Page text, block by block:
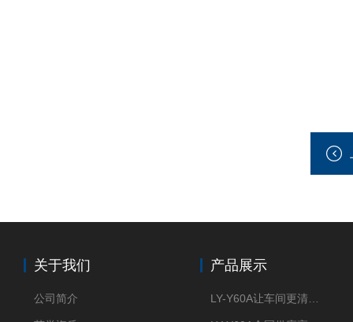
关于我们
公司简介
产品展示